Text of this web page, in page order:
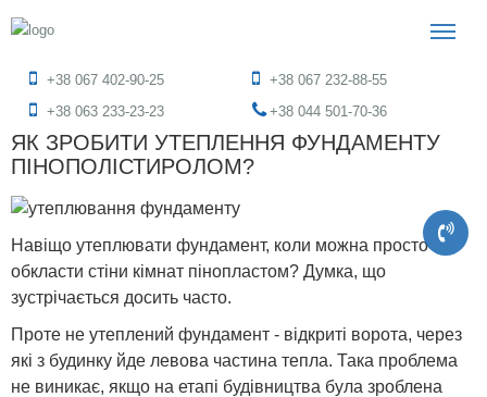
+38 067 402-90-25
+38 067 232-88-55
+38 063 233-23-23
+38 044 501-70-36
ЯК ЗРОБИТИ УТЕПЛЕННЯ ФУНДАМЕНТУ
ПІНОПОЛІСТИРОЛОМ?
Навіщо утеплювати фундамент, коли можна просто
обкласти стіни кімнат пінопластом? Думка, що
зустрічається досить часто.
Проте не утеплений фундамент - відкриті ворота, через
які з будинку йде левова частина тепла. Така проблема
не виникає, якщо на етапі будівництва була зроблена